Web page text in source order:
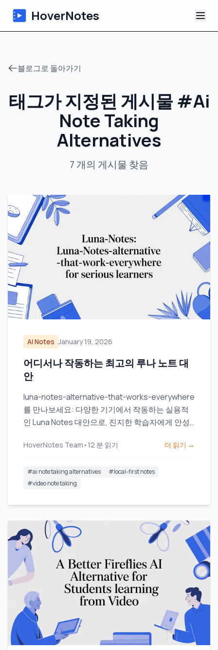
HoverNotes
AI 영상 노트
튜토리얼
블로그로 돌아가기
태그가 지정된 게시물 #Ai
Note Taking
Alternatives
7 개의 게시물 찾음
AI Notes January 19, 2026
어디서나 작동하는 최고의 루나 노트 대
안
luna-notes-alternative-that-works-everywhere
를 만나보세요: 다양한 기기에서 작동하는 실용적
인 Luna Notes 대안으로, 진지한 학습자에게 안성
HoverNotes Team • 12 분 읽기 더 읽기 →
#ai note taking alternatives #local-first notes
#video note taking